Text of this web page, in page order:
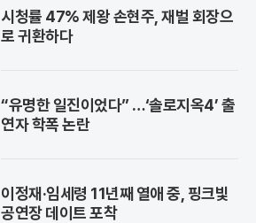
시청률 47% 제왕 손현주, 재벌 회장으
로 귀환하다
“유명한 일진이었다” …‘솔로지옥4’ 출
연자 학폭 논란
이정재·임세령 11년째 열애 중, 핑크빛
공연장 데이트 포착